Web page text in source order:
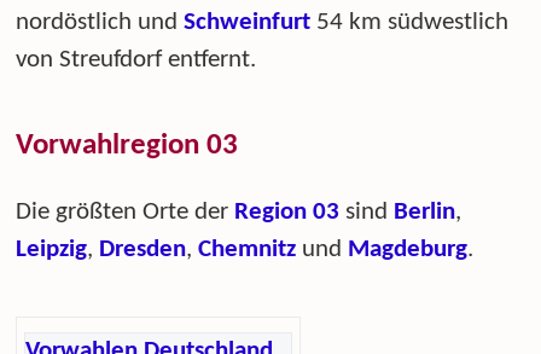
nordöstlich undSchweinfurt 54 km südwestlich
von Streufdorf entfernt.
Vorwahlregion 03
Die größten Orte der Region 03 sind Berlin,
Leipzig, Dresden,Chemnitz und Magdeburg.